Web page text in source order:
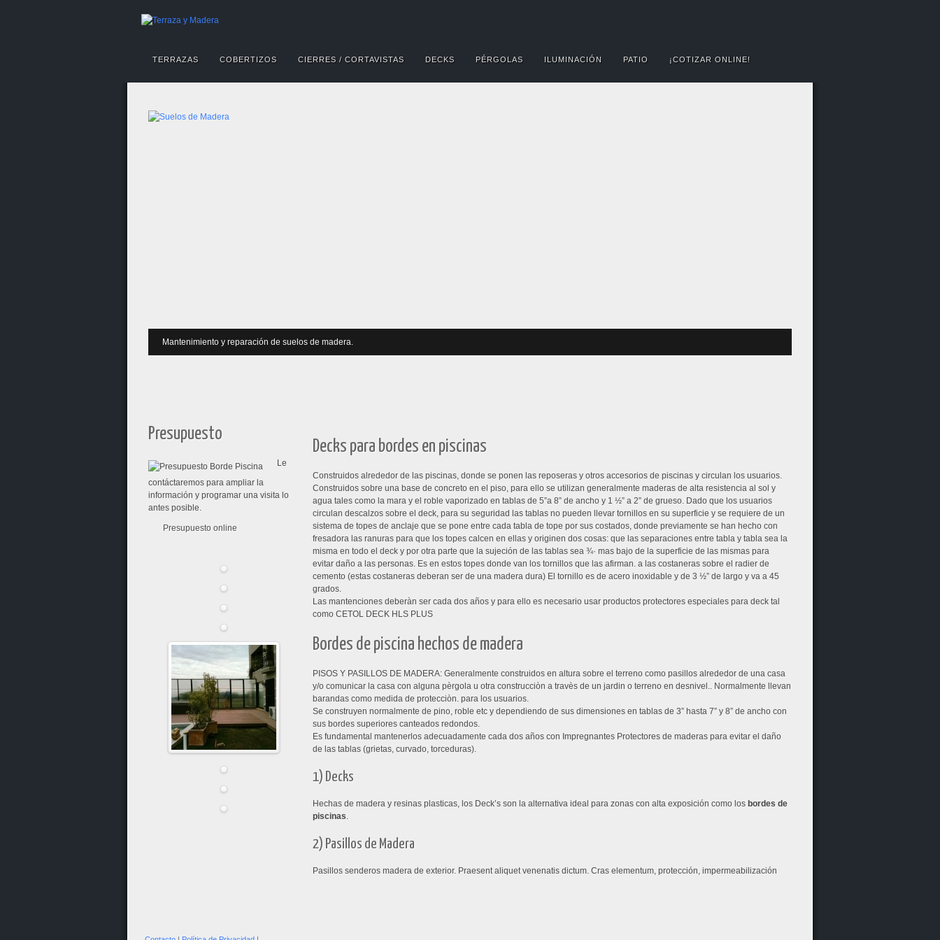
TERRAZAS COBERTIZOS CIERRES / CORTAVISTAS DECKS PÉRGOLAS ILUMINACIÓN PATIO ¡COTIZAR ONLINE!
Mantenimiento y reparación de suelos de madera.
Mantenimiento de pisos de madera. Bordes de piscinas y más...
Presupuesto
Le
contáctaremos para ampliar la
información y programar una visita lo
antes posible.
Presupuesto online
Decks para bordes en piscinas
Construidos alrededor de las piscinas, donde se ponen las reposeras y otros accesorios de piscinas y circulan los usuarios.
Construidos sobre una base de concreto en el piso, para ello se utilizan generalmente maderas de alta resistencia al sol y
agua tales como la mara y el roble vaporizado en tablas de 5”a 8” de ancho y 1 ½” a 2” de grueso. Dado que los usuarios
circulan descalzos sobre el deck, para su seguridad las tablas no pueden llevar tornillos en su superficie y se requiere de un
sistema de topes de anclaje que se pone entre cada tabla de tope por sus costados, donde previamente se han hecho con
fresadora las ranuras para que los topes calcen en ellas y originen dos cosas: que las separaciones entre tabla y tabla sea la
misma en todo el deck y por otra parte que la sujeción de las tablas sea ¾· mas bajo de la superficie de las mismas para
evitar daño a las personas. Es en estos topes donde van los tornillos que las afirman. a las costaneras sobre el radier de
cemento (estas costaneras deberan ser de una madera dura) El tornillo es de acero inoxidable y de 3 ½” de largo y va a 45
grados.
Las mantenciones deberàn ser cada dos años y para ello es necesario usar productos protectores especiales para deck tal
como CETOL DECK HLS PLUS
Bordes de piscina hechos de madera
PISOS Y PASILLOS DE MADERA: Generalmente construidos en altura sobre el terreno como pasillos alrededor de una casa
y/o comunicar la casa con alguna pèrgola u otra construcciòn a travès de un jardin o terreno en desnivel.. Normalmente llevan
barandas como medida de protecciòn. para los usuarios.
Se construyen normalmente de pino, roble etc y dependiendo de sus dimensiones en tablas de 3” hasta 7” y 8” de ancho con
sus bordes superiores canteados redondos.
Es fundamental mantenerlos adecuadamente cada dos años con Impregnantes Protectores de maderas para evitar el daño
de las tablas (grietas, curvado, torceduras).
1) Decks
Hechas de madera y resinas plasticas, los Deck’s son la alternativa ideal para zonas con alta exposición como los bordes de
piscinas.
2) Pasillos de Madera
Pasillos senderos madera de exterior. Praesent aliquet venenatis dictum. Cras elementum, protección, impermeabilización